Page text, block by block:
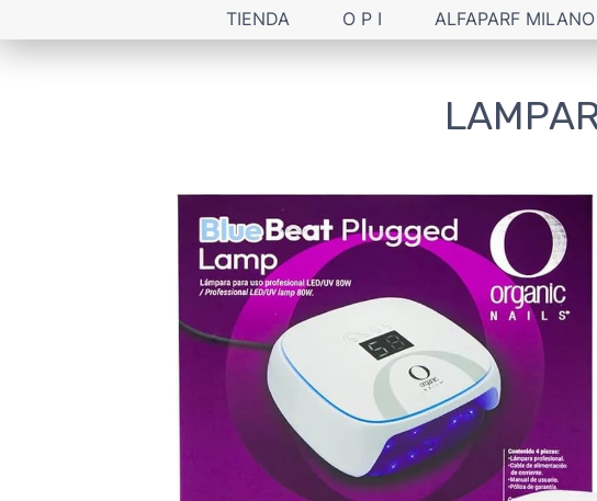
TIENDA O P I ALFAPARF MILANO